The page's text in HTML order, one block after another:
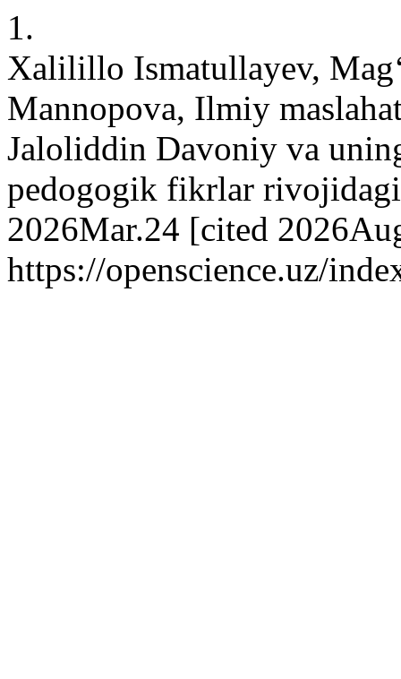
1.
Xalilillo Ismatullayev,
Mannopova, Ilmiy
Jaloliddin Davoniy va
pedogogik fikrlar
2026Mar.24 [cited
https://openscience.uz/